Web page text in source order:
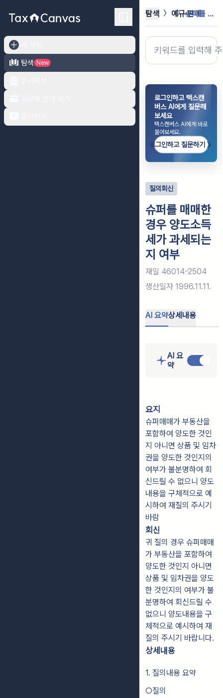
탐색
New
탐색 예규·판례 슈퍼를 매매한 경우 양도소득세가 과세...
로그인하고 택스캔
버스 AI에게 질문해
보세요
택스캔버스 AI에게 바로
물어보세요.
로그인하고 질문하기
질의회신
슈퍼를 매매한
경우 양도소득
세가 과세되는
지 여부
재일 46014-2504
생산일자 1996.11.11.
AI 요약상세내용
AI 요
약
요지
슈퍼매매가 부동산을
포함하여 양도한 것인
지 아니면 상품 및 임차
권을 양도한 것인지의
여부가 불분명하여 회
신드릴 수 없으니 양도
내용을 구체적으로 예
시하여 재질의 주시기
바람
회신
귀 질의 경우 슈퍼매매
가 부동산을 포함하여
양도한 것인지 아니면
상품 및 임차권을 양도
한 것인지의 여부가 불
분명하여 회신드릴 수
없으니 양도내용을 구
체적으로 예시하여 재
질의 주시기 바랍니다.
상세내용
1. 질의내용 요약
○질의